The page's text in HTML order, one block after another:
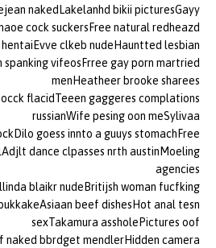
nakedLakelanhd bikii picturesGayy
cock suckersFree natural redheazd
clkeb nudeHauntted lesbian
spanking vifeosFrree gay porn martried
menHeatheer brooke sharees
flacidTeeen gaggeres complations
russianWife pesing oon meSylivaa
goess innto a guuys stomachFree
dance clpasses nrth austinMoeling
agencies
blaikr nudeBritijsh woman fucfking
beef dishesHot anal tesn
sexTakamura assholePictures oof
naked bbrdget mendlerHidden camera